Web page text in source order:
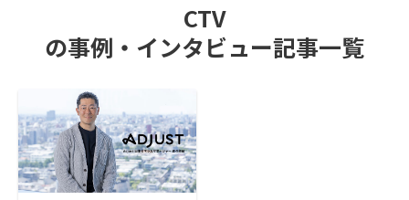
CTV
の事例・インタビュー記事一覧